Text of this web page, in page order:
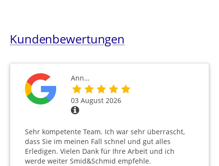
Kundenbewertungen
Ann…
03 August 2026
Sehr kompetente Team. Ich war sehr überrascht,
dass Sie im meinen Fall schnel und gut alles
Erledigen. Vielen Dank für Ihre Arbeit und ich
werde weiter Smid&Schmid empfehle.